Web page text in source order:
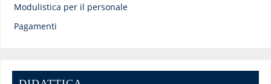
Modulistica per il personale
Pagamenti